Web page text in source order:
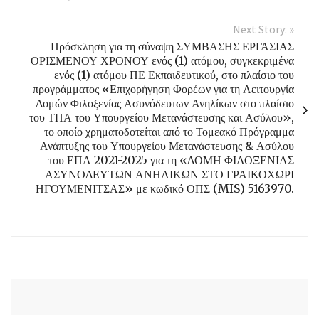
Next Story: »
Πρόσκληση για τη σύναψη ΣΥΜΒΑΣΗΣ ΕΡΓΑΣΙΑΣ
ΟΡΙΣΜΕΝΟΥ ΧΡΟΝΟΥ ενός (1) ατόμου, συγκεκριμένα
ενός (1) ατόμου ΠΕ Εκπαιδευτικού, στο πλαίσιο του
προγράμματος «Επιχορήγηση Φορέων για τη Λειτουργία
Δομών Φιλοξενίας Ασυνόδευτων Ανηλίκων στο πλαίσιο
του ΤΠΑ του Υπουργείου Μετανάστευσης και Ασύλου»,
το οποίο χρηματοδοτείται από το Τομεακό Πρόγραμμα
Ανάπτυξης του Υπουργείου Μετανάστευσης & Ασύλου
του ΕΠΑ 2021-2025 για τη «ΔΟΜΗ ΦΙΛΟΞΕΝΙΑΣ
ΑΣΥΝΟΔΕΥΤΩΝ ΑΝΗΛΙΚΩΝ ΣΤΟ ΓΡΑΙΚΟΧΩΡΙ
ΗΓΟΥΜΕΝΙΤΣΑΣ» με κωδικό ΟΠΣ (MIS) 5163970.